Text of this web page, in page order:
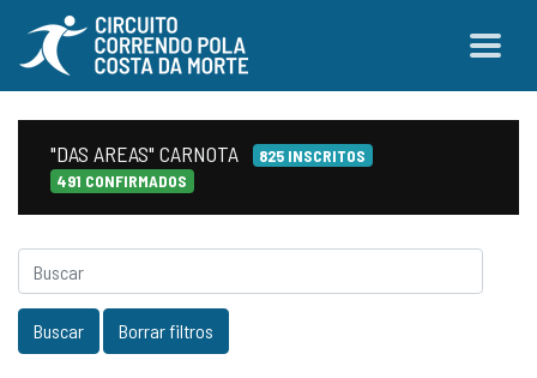
"DAS AREAS" CARNOTA
825 INSCRITOS
491 CONFIRMADOS